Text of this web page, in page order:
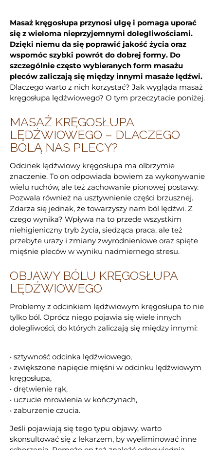
Masaż kręgosłupa przynosi ulgę i pomaga uporać
się z wieloma nieprzyjemnymi dolegliwościami.
Dzięki niemu da się poprawić jakość życia oraz
wspomóc szybki powrót do dobrej formy. Do
szczególnie często wybieranych form masażu
pleców zaliczają się między innymi masaże lędźwi.
Dlaczego warto z nich korzystać? Jak wygląda masaż
kręgosłupa lędźwiowego? O tym przeczytacie poniżej.
MASAŻ KRĘGOSŁUPA
LĘDŹWIOWEGO – DLACZEGO
BOLĄ NAS PLECY?
Odcinek lędźwiowy kręgosłupa ma olbrzymie
znaczenie. To on odpowiada bowiem za wykonywanie
wielu ruchów, ale też zachowanie pionowej postawy.
Pozwala również na usztywnienie części brzusznej.
Zdarza się jednak, że towarzyszy nam ból lędźwi. Z
czego wynika? Wpływa na to przede wszystkim
niehigieniczny tryb życia, siedząca praca, ale też
przebyte urazy i zmiany zwyrodnieniowe oraz spięte
mięśnie pleców w wyniku nadmiernego stresu.
OBJAWY BÓLU KRĘGOSŁUPA
LĘDŹWIOWEGO
Problemy z odcinkiem lędźwiowym kręgosłupa to nie
tylko ból. Oprócz niego pojawia się wiele innych
dolegliwości, do których zaliczają się między innymi:
• sztywność odcinka lędźwiowego,
• zwiększone napięcie mięśni w odcinku lędźwiowym
kręgosłupa,
• drętwienie rąk,
• uczucie mrowienia w kończynach,
• zaburzenie czucia.
Jeśli pojawiają się tego typu objawy, warto
skonsultować się z lekarzem, by wyeliminować inne